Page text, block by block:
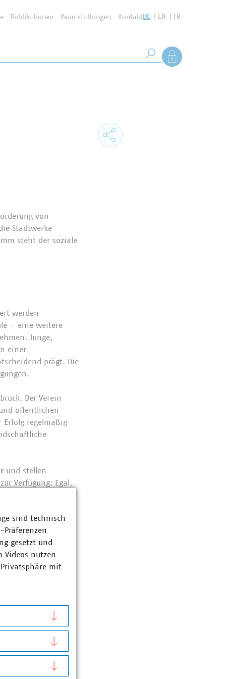
Publikationen Veranstaltungen KontaktDE EN FR
Suche starten
Als Mitglied
von
Stadtwerke
steht der soziale
werden
– eine weitere
Junge,
einer
prägt. Die
Der Verein
öffentlichen
Erfolg regelmäßig
und stellen
Verfügung: Egal,
soll.
balu-
sind technisch
gesetzt und
Videos nutzen
mit